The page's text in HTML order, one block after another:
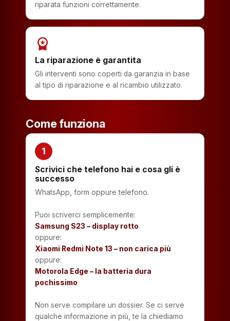
riparata funzioni correttamente.
workspace_premium
La riparazione è garantita
Gli interventi sono coperti da garanzia in base
al tipo di riparazione e al ricambio utilizzato.
Come funziona
1
Scrivici che telefono hai e cosa gli è
successo
WhatsApp, form oppure telefono.
Puoi scriverci semplicemente:
Samsung S23 – display rotto
oppure:
Xiaomi Redmi Note 13 – non carica più
oppure:
Motorola Edge – la batteria dura
pochissimo
Non serve compilare un dossier. Se ci serve
qualche informazione in più, te la chiediamo